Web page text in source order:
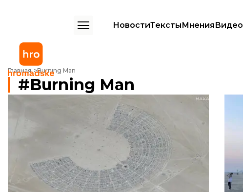
НовостиТекстыМненияВидео
Главная Burning Man
Burning Man